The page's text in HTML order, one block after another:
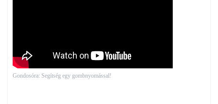
Gondosóra: Segítség egy gombnyomással!